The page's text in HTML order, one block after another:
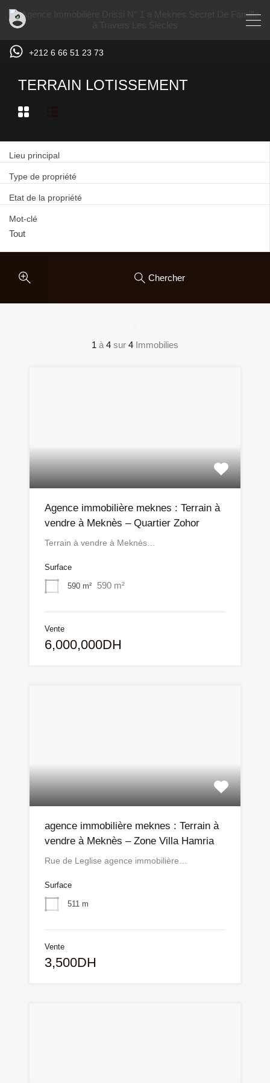
+212 6 66 51 23 73
TERRAIN LOTISSEMENT
Lieu principal
Type de propriété
Etat de la propriété
Mot-clé
Chercher
1 à 4 sur 4 Immobilies
Agence immobilière meknes : Terrain à
vendre à Meknès – Quartier Zohor
Terrain à vendre à Meknès…
Surface
590 m² 590 m²
Vente
6,000,000DH
agence immobilière meknes : Terrain à
vendre à Meknès – Zone Villa Hamria
Rue de Leglise agence immobilière…
Surface
511 m
Vente
3,500DH